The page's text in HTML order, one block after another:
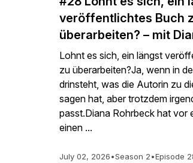
veröffentlichtes Buch
überarbeiten? – mit
Lohnt es sich, ein längst
zu überarbeiten?Ja, wenn in
drinsteht, was die Autorin zu
sagen hat, aber trotzdem
passt.Diana Rohrbeck hat vor
einen ...
July 02, 2026•Season 2•Episode